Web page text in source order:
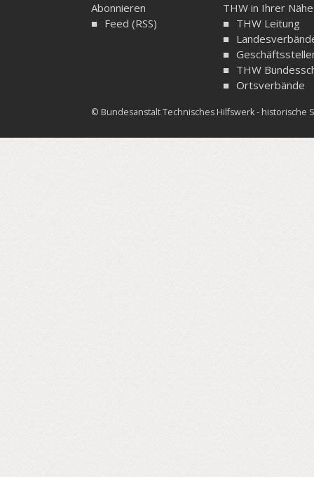
Abonnieren
Feed (RSS)
THW in Ihrer Nähe
THW Leitung
THW
Ortsverbände
© Bundesanstalt Technisches Hilfswerk - historische